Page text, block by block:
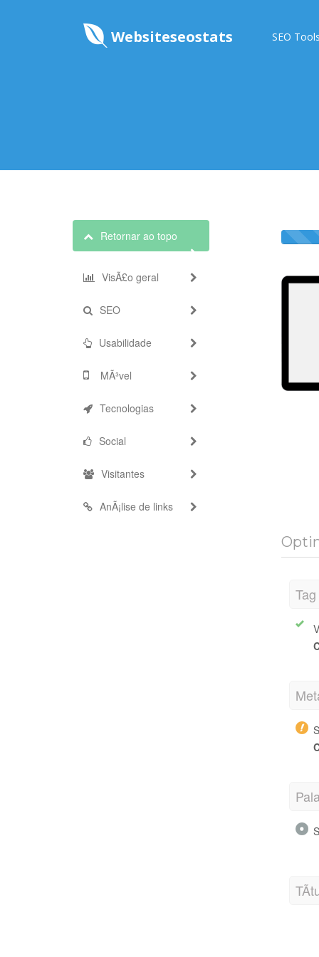
Websiteseostats SEO Tools
Retornar ao topo
VisÃ£o geral
SEO
Usabilidade
MÃ³vel
Tecnologias
Social
Visitantes
AnÃ¡lise de links